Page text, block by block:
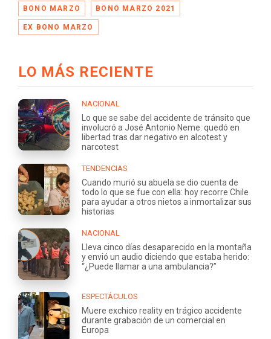
BONO MARZO BONO MARZO 2021
EX BONO MARZO
LO MÁS RECIENTE
NACIONAL
Lo que se sabe del accidente de tránsito que
involucró a José Antonio Neme: quedó en
libertad tras dar negativo en alcotest y
narcotest
TENDENCIAS
Cuando murió su abuela se dio cuenta de
todo lo que se fue con ella: hoy recorre Chile
para ayudar a otros nietos a inmortalizar sus
historias
NACIONAL
Lleva cinco días desaparecido en la montaña
y envió un audio diciendo que estaba herido:
“¿Puede llamar a una ambulancia?”
ESPECTÁCULOS
Muere exchico reality en trágico accidente
durante grabación de un comercial en
Europa